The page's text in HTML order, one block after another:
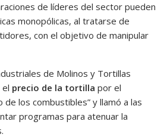
de líderes del sector pueden
monopólicas, al tratarse de
con el objetivo de manipular
de Molinos y Tortillas
precio de la tortilla por el
de los combustibles” y llamó a las
programas para atenuar la